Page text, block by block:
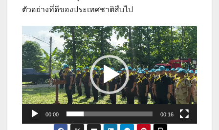
ตัวอย่างที่ดีของประเทศชาติสืบไป
ตัว
เล่น
ไฟล์
วิดีโอ
00:00 00:16